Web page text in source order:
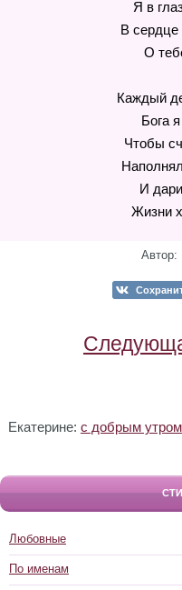
Я в
В
О
Каждый
Бога
Чтобы
И
Жизни
Автор:
Екатерине: с добрым утром
Любовные
По именам